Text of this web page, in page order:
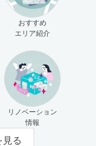
おすすめ
エリア紹介
リノベーション
情報
る